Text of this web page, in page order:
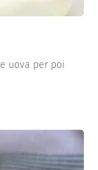
uova per poi